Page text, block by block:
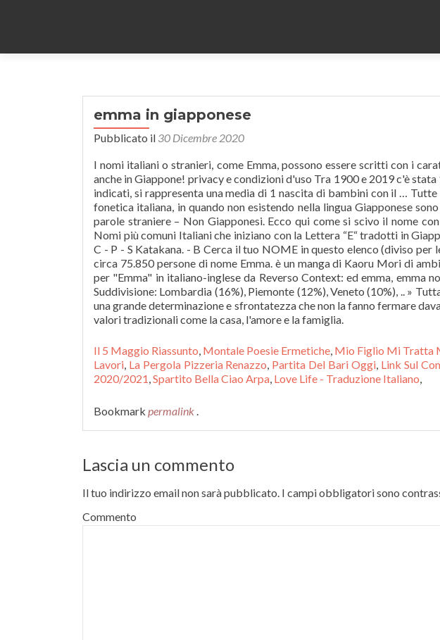
emma in giapponese
Pubblicato il 30 Dicembre 2020
I nomi italiani o stranieri, come Emma, possono essere scritti con i
anche in Giappone! privacy e condizioni d'uso Tra 1900 e 2019 c'è
indicati, si rappresenta una media di 1 nascita di bambini con il …
fonetica italiana, in quando non esistendo nella lingua Giapponese
parole straniere – Non Giapponesi. Ecco qui come si scivo il nome
Nomi più comuni Italiani che iniziano con la Lettera “E“ tradotti in
C - P - S Katakana. - B Cerca il tuo NOME in questo elenco (diviso
circa 75.850 persone di nome Emma. è un manga di Kaoru Mori di
per "Emma" in italiano-inglese da Reverso Context: ed emma, emma
Suddivisione: Lombardia (16%), Piemonte (12%), Veneto (10%), .. »
una grande determinazione e sfrontatezza che non la fanno fermare
valori tradizionali come la casa, l'amore e la famiglia.
Il 5 Maggio Riassunto, Montale Poesie Ermetiche, Mio Figlio Mi Tratta
Lavori, La Pergola Pizzeria Renazzo, Partita Del Bari Oggi, Link Sul
2020/2021,Spartito Bella Ciao Arpa, Love Life - Traduzione Italiano,
Bookmark permalink .
Lascia un commento
Il tuo indirizzo email non sarà pubblicato. I campi obbligatori sono
Commento